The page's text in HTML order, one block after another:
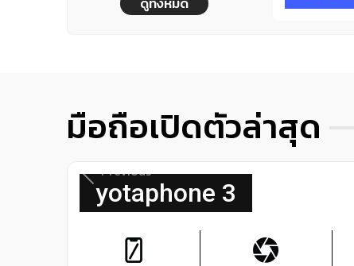
มือถือเปิดตัวล่าสุด
yotaphone 3
Previous